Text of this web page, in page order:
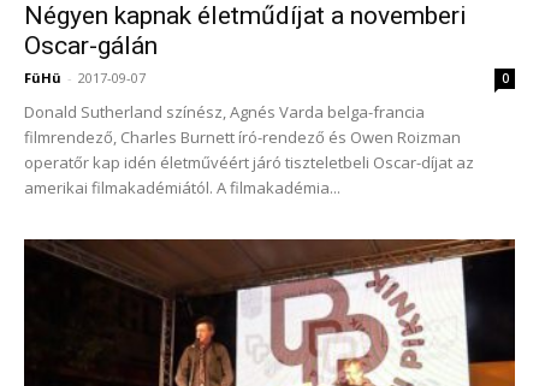
Négyen kapnak életműdíjat a novemberi
Oscar-gálán
FüHü - 2017-09-07 0
Donald Sutherland színész, Agnés Varda belga-francia
filmrendező, Charles Burnett író-rendező és Owen Roizman
operatőr kap idén életművéért járó tiszteletbeli Oscar-díjat az
amerikai filmakadémiától. A filmakadémia...